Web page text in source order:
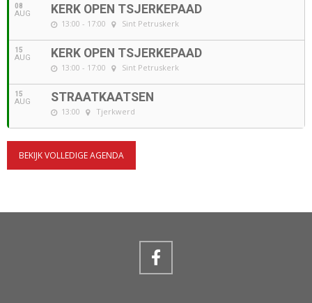
08
AUG KERK OPEN TSJERKEPAAD
13:00 - 17:00 Sint Petruskerk
15
AUG KERK OPEN TSJERKEPAAD
13:00 - 17:00 Sint Petruskerk
15
AUG STRAATKAATSEN
13:00 Tjerkwerd
BEKIJK VOLLEDIGE AGENDA